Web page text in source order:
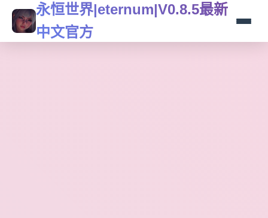
永恒世界|eternum|V0.8.5最新
中文官方